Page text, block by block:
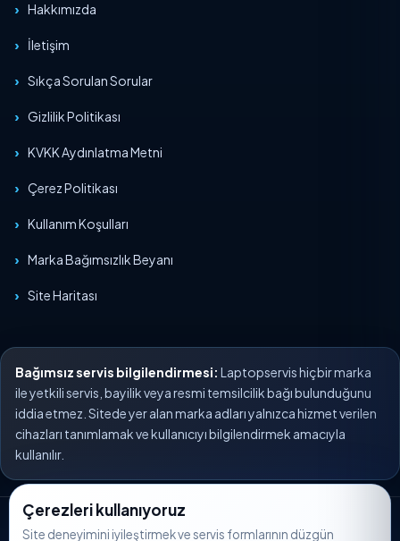
Hakkımızda
İletişim
Sıkça Sorulan Sorular
Gizlilik Politikası
KVKK Aydınlatma Metni
Çerez Politikası
Kullanım Koşulları
Marka Bağımsızlık Beyanı
Site Haritası
Bağımsız servis bilgilendirmesi: Laptopservis hiçbir marka
ile yetkili servis, bayilik veya resmi temsilcilik bağı bulunduğunu
iddia etmez. Sitede yer alan marka adları yalnızca hizmet verilen
cihazları tanımlamak ve kullanıcıyı bilgilendirmek amacıyla
kullanılır.
© 2026 Laptopservis. Tüm hakları saklıdır.
Çerezleri kullanıyoruz
Site deneyimini iyileştirmek ve servis formlarının düzgün